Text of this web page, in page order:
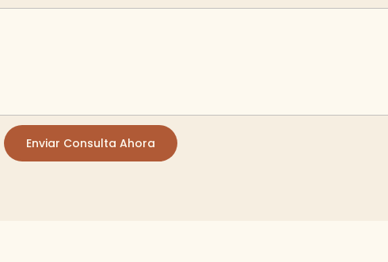
Enviar Consulta Ahora